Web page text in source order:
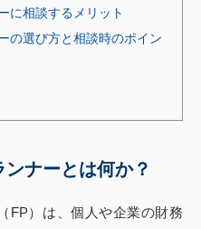
に相談するメリット
の選び方と相談時のポイン
ナーとは何か？
FP）は、個人や企業の財務